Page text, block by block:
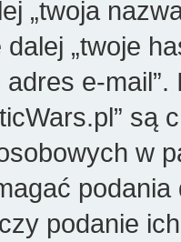
„twoja
„twoje
adres e-
są
w
podanie